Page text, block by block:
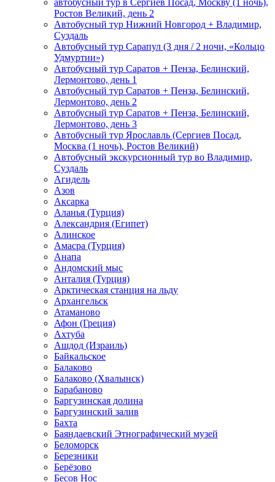
автобусный тур в Сергиев Посад, Москву (1 ночь),
Ростов Великий, день 2
Автобусный тур Нижний Новгород + Владимир,
Суздаль
Автобусный тур Сарапул (3 дня / 2 ночи, «Кольцо
Удмуртии»)
Автобусный тур Саратов + Пенза, Белинский,
Лермонтово, день 1
Автобусный тур Саратов + Пенза, Белинский,
Лермонтово, день 2
Автобусный тур Саратов + Пенза, Белинский,
Лермонтово, день 3
Автобусный тур Ярославль (Сергиев Посад,
Москва (1 ночь), Ростов Великий)
Автобусный экскурсионный тур во Владимир,
Суздаль
Агидель
Азов
Аксарка
Аланья (Турция)
Александрия (Египет)
Алинское
Амасра (Турция)
Анапа
Андомский мыс
Анталия (Турция)
Арктическая станция на льду
Архангельск
Атаманово
Афон (Греция)
Ахтуба
Ашдод (Израиль)
Байкальское
Балаково
Балаково (Хвалынск)
Барабаново
Баргузинская долина
Баргузинский залив
Бахта
Баяндаевский Этнографический музей
Беломорск
Березники
Берёзово
Бесов Нос